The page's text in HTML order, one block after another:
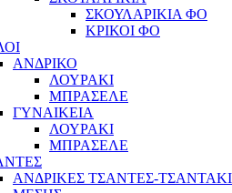
ΣΚΟΥΛΑΡΙΚΙΑ ΦΟ
ΚΡΙΚΟΙ ΦΟ
ΑΝΔΡΙΚΟ
ΛΟΥΡΑΚΙ
ΜΠΡΑΣΕΛΕ
ΓΥΝΑΙΚΕΙΑ
ΛΟΥΡΑΚΙ
ΜΠΡΑΣΕΛΕ
ΑΝΔΡΙΚΕΣ ΤΣΑΝΤΕΣ-